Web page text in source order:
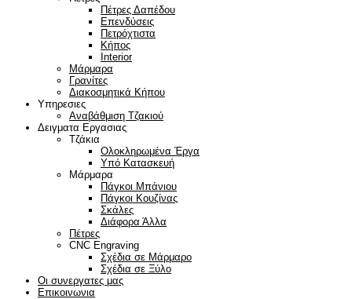
Πέτρες Δαπέδου
Επενδύσεις
Πετρόχτιστα
Κήπος
Interior
Μάρμαρα
Γρανίτες
Διακοσμητικά Κήπου
Υπηρεσιες
Αναβάθμιση Τζακιού
Δειγματα Εργασιας
Τζάκια
Ολοκληρωμένα Έργα
Υπό Κατασκευή
Μάρμαρα
Πάγκοι Μπάνιου
Πάγκοι Κουζίνας
Σκάλες
Διάφορα Άλλα
Πέτρες
CNC Engraving
Σχέδια σε Μάρμαρο
Σχέδια σε Ξύλο
Οι συνεργατες μας
Επικοινωνια